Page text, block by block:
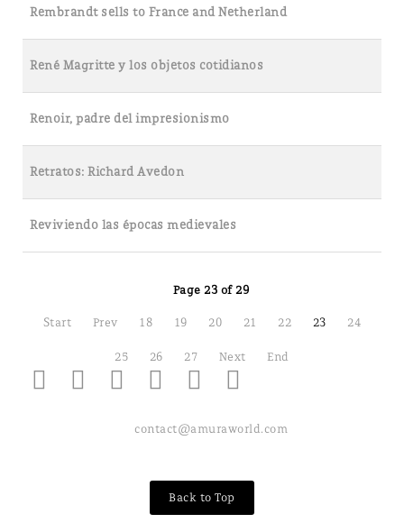
Rembrandt sells to France and Netherland
René Magritte y los objetos cotidianos
Renoir, padre del impresionismo
Retratos: Richard Avedon
Reviviendo las épocas medievales
Page 23 of 29
Start Prev 18 19 20 21 22 23 24
25 26 27 Next End
contact@amuraworld.com
Back to Top